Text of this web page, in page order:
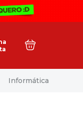
Informática